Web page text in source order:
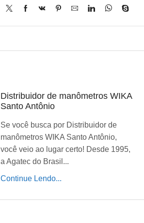
Distribuidor de manômetros WIKA
Santo Antônio
Se você busca por Distribuidor de
manômetros WIKA Santo Antônio,
você veio ao lugar certo! Desde 1995,
a Agatec do Brasil...
Continue Lendo...